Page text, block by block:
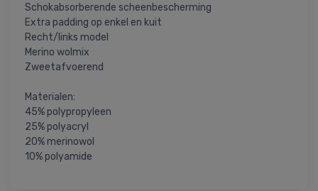
Schokabsorberende scheenbescherming
Extra padding op enkel en kuit
Recht/links model
Merino wolmix
Zweetafvoerend
Materialen:
45% polypropyleen
25% polyacryl
20% merinowol
10% polyamide